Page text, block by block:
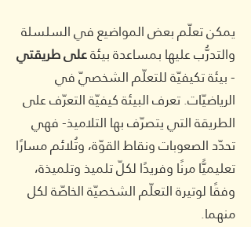
يمكن تعلّم بعض المواضيع في السلسلة
والتدرُّب عليها بمساعدة بيئةعلى طريقتي
- بيئة تكيفيّة للتعلّم الشخصيّ في
الرياضيّات. تعرف البيئة كيفيّة التعرّف على
الطريقة التي يتصرّف بها التلاميذ- فهي
تحدّد الصعوبات ونقاط القوّة، وتُلائم مسارًا
تعليميًّا مرنًا وفريدًا لكلّ تلميذ وتلميذة،
وفقًا لوتيرة التعلّم الشخصيّة الخاصّة لكل
منهما.